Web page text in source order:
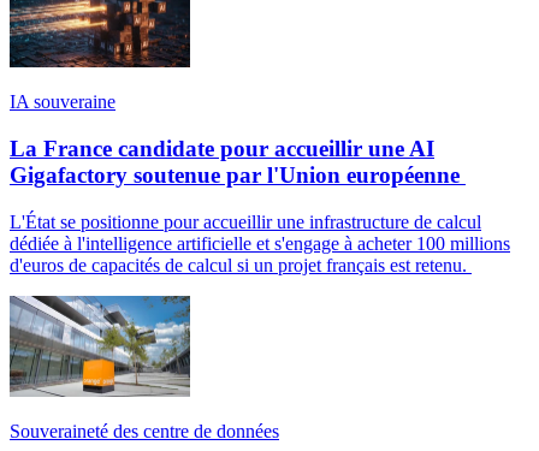
IA souveraine
La France candidate pour accueillir une AI
Gigafactory soutenue par l'Union européenne
L'État se positionne pour accueillir une infrastructure de calcul
dédiée à l'intelligence artificielle et s'engage à acheter 100 millions
d'euros de capacités de calcul si un projet français est retenu.
Souveraineté des centre de données